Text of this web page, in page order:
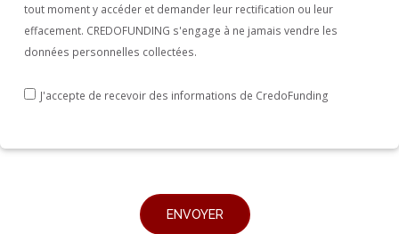
human,
ignore
this
tout moment y accéder et demander leur rectification ou leur
effacement. CREDOFUNDING s'engage à ne jamais vendre les
données personnelles collectées.
J'accepte de recevoir des informations de CredoFunding